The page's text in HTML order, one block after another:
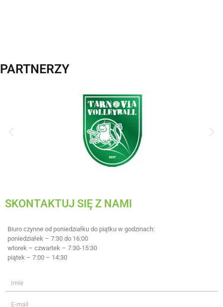
PARTNERZY
SKONTAKTUJ SIĘ Z NAMI
Biuro czynne od poniedziałku do piątku w godzinach:
poniedziałek – 7:30 do 16:00
wtorek – czwartek – 7:30-15:30
piątek – 7:00 – 14:30